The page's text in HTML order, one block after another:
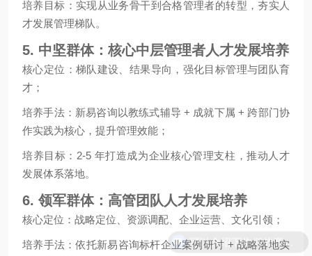
培养目标：实现从业务骨干到合格管理者的转型，夯实人
才发展管理梯队。
5. 中坚群体：核心中层管理者人才发展培养
核心定位：梯队建设、结果导向，强化目标管理与团队育
才；
培养手法：新易咨询以教练式辅导 + 成就下属 + 跨部门协
作实践为核心，提升管理效能；
培养目标：2-5 年打造成为企业核心管理支柱，推动人才
发展体系落地。
6. 领军群体：高管团队人才发展培养
核心定位：战略定位、资源调配、企业运营、文化引领；
培养手法：依托新易咨询标杆企业案例研讨 + 战略落地实